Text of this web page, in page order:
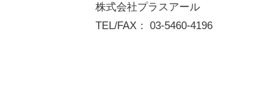
株式会社プラスアール
TEL/FAX： 03-5460-4196